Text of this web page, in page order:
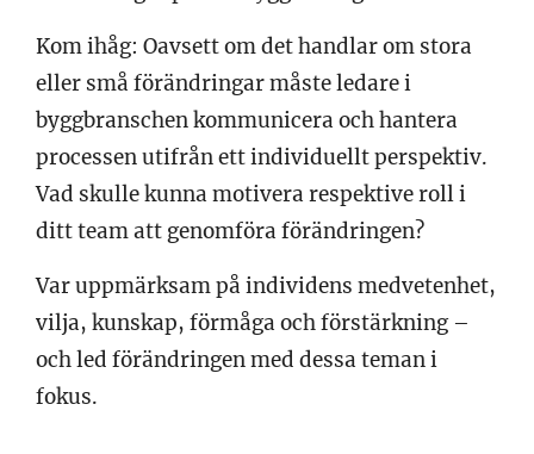
Kom ihåg: Oavsett om det handlar om stora
eller små förändringar måste ledare i
byggbranschen kommunicera och hantera
processen utifrån ett individuellt perspektiv.
Vad skulle kunna motivera respektive roll i
ditt team att genomföra förändringen?
Var uppmärksam på individens medvetenhet,
vilja, kunskap, förmåga och förstärkning –
och led förändringen med dessa teman i
fokus.